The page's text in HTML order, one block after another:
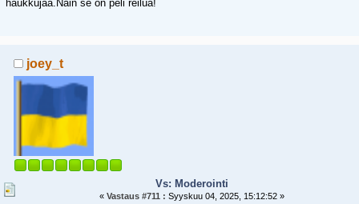
haukkujaa.Näin se on peli reilua!
joey_t
Vs: Moderointi
« Vastaus #711 : Syyskuu 04, 2025, 15:12:52 »